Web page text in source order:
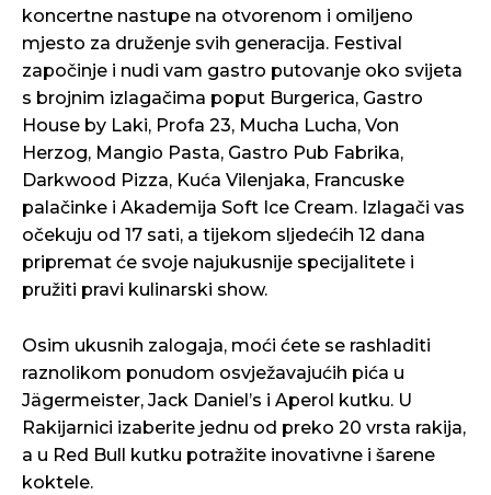
koncertne nastupe na otvorenom i omiljeno
mjesto za druženje svih generacija. Festival
započinje i nudi vam gastro putovanje oko svijeta
s brojnim izlagačima poput Burgerica, Gastro
House by Laki, Profa 23, Mucha Lucha, Von
Herzog, Mangio Pasta, Gastro Pub Fabrika,
Darkwood Pizza, Kuća Vilenjaka, Francuske
palačinke i Akademija Soft Ice Cream. Izlagači vas
očekuju od 17 sati, a tijekom sljedećih 12 dana
pripremat će svoje najukusnije specijalitete i
pružiti pravi kulinarski show.
Osim ukusnih zalogaja, moći ćete se rashladiti
raznolikom ponudom osvježavajućih pića u
Jägermeister, Jack Daniel’s i Aperol kutku. U
Rakijarnici izaberite jednu od preko 20 vrsta rakija,
a u Red Bull kutku potražite inovativne i šarene
koktele.